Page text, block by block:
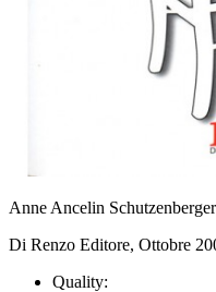
Anne Ancelin
Di Renzo Editore, Ottobre
Quality: